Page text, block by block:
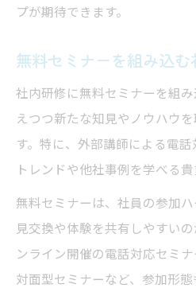
プが期待できます。
無料セミナーを組み込
社内研修に無料セミナーを組
えつつ新たな知見やノウハウ
す。特に、外部講師による電
トレンドや他社事例を学べる貴
無料セミナーは、社員の参加
見交換や体験を共有しやすい
ンライン開催の電話対応セミ
対面型セミナーなど、参加形態